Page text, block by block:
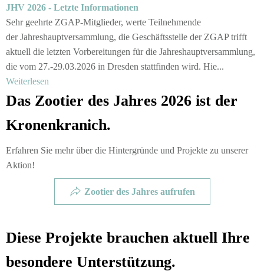
JHV 2026 - Letzte Informationen
Sehr geehrte ZGAP-Mitglieder, werte Teilnehmende
der Jahreshauptversammlung, die Geschäftsstelle der ZGAP trifft
aktuell die letzten Vorbereitungen für die Jahreshauptversammlung,
die vom 27.-29.03.2026 in Dresden stattfinden wird. Hie...
Weiterlesen
Das Zootier des Jahres 2026 ist der
Kronenkranich.
Erfahren Sie mehr über die Hintergründe und Projekte zu unserer
Aktion!
Zootier des Jahres aufrufen
Diese Projekte brauchen aktuell Ihre
besondere Unterstützung.